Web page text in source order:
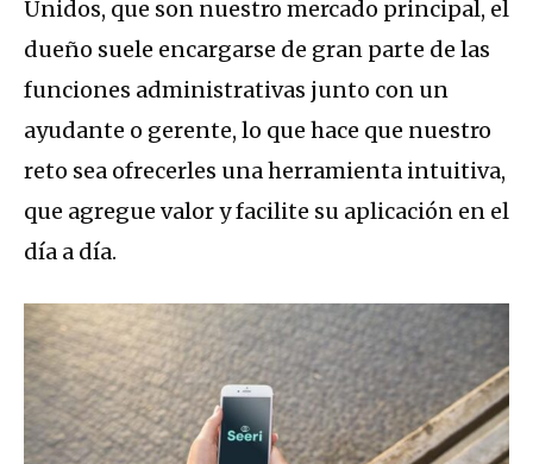
Unidos, que son nuestro mercado principal, el
dueño suele encargarse de gran parte de las
funciones administrativas junto con un
ayudante o gerente, lo que hace que nuestro
reto sea ofrecerles una herramienta intuitiva,
que agregue valor y facilite su aplicación en el
día a día.